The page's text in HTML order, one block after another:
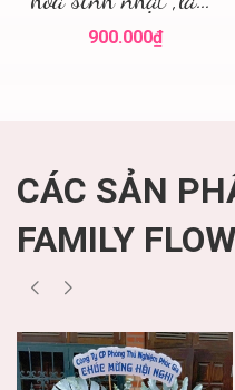
hoa đẹp
900.000₫
CÁC SẢN
FAMILY